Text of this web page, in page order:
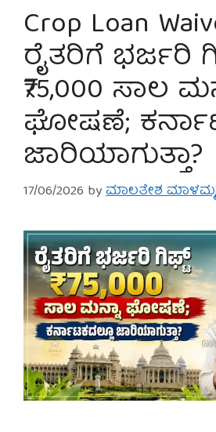
Crop Loan
ರೈತರಿಗೆ ಭರ್ಜರಿ
₹75,000 ಸಾಲ
ಘೋಷಣೆ;
ಜಾರಿಯಾಗುತ್ತಾ?
17/06/2026 byಮಾಲತೇಶ